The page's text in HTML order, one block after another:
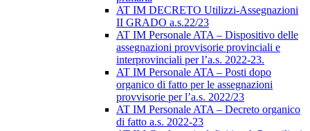
AT IM DECRETO Utilizzi-Assegnazioni
II GRADO a.s.22/23
AT IM Personale ATA – Dispositivo delle
assegnazioni provvisorie provinciali e
interprovinciali per l’a.s. 2022-23.
AT IM Personale ATA – Posti dopo
organico di fatto per le assegnazioni
provvisorie per l’a.s. 2022/23
AT IM Personale ATA – Decreto organico
di fatto a.s. 2022-23